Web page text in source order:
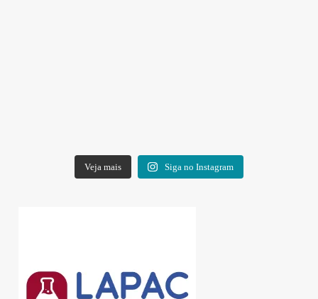
Veja mais Siga no Instagram